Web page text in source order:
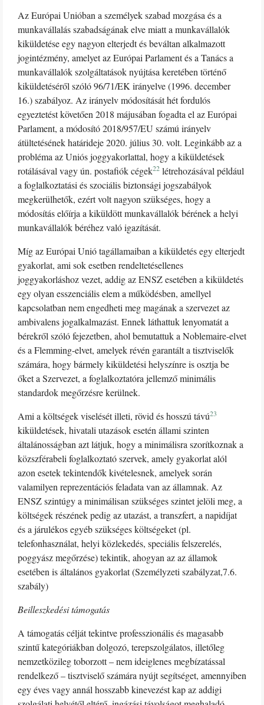
Az Európai Unióban a személyek szabad mozgása és a
munkavállalás szabadságának elve miatt a munkavállalók
kiküldetése egy nagyon elterjedt és beváltan alkalmazott
jogintézmény, amelyet az Európai Parlament és a Tanács a
munkavállalók szolgáltatások nyújtása keretében történő
kiküldetéséről szóló 96/71/EK irányelve (1996. december
16.) szabályoz. Az irányelv módosítását hét fordulós
egyeztetést követően 2018 májusában fogadta el az Európai
Parlament, a módosító 2018/957/EU számú irányelv
átültetésének határideje 2020. július 30. volt. Leginkább az a
probléma az Uniós joggyakorlattal, hogy a kiküldetések
rotálásával vagy ún. postafiók cégek22 létrehozásával például
a foglalkoztatási és szociális biztonsági jogszabályok
megkerülhetők, ezért volt nagyon szükséges, hogy a
módosítás előírja a kiküldött munkavállalók bérének a helyi
munkavállalók béréhez való igazítását.
Míg az Európai Unió tagállamaiban a kiküldetés egy elterjedt
gyakorlat, ami sok esetben rendeltetésellenes
joggyakorláshoz vezet, addig az ENSZ esetében a kiküldetés
egy olyan esszenciális elem a működésben, amellyel
kapcsolatban nem engedheti meg magának a szervezet az
ambivalens jogalkalmazást. Ennek láthattuk lenyomatát a
bérekről szóló fejezetben, ahol bemutattuk a Noblemaire-elvet
és a Flemming-elvet, amelyek révén garantált a tisztviselők
számára, hogy bármely kiküldetési helyszínre is osztja be
őket a Szervezet, a foglalkoztatóra jellemző minimális
standardok megőrzésre kerülnek.
Ami a költségek viselését illeti, rövid és hosszú távú23
kiküldetések, hivatali utazások esetén állami szinten
általánosságban azt látjuk, hogy a minimálisra szorítkoznak a
közszférabeli foglalkoztató szervek, amely gyakorlat alól
azon esetek tekintendők kivételesnek, amelyek során
valamilyen reprezentációs feladata van az államnak. Az
ENSZ szintúgy a minimálisan szükséges szintet jelöli meg, a
költségek részének pedig az utazást, a transzfert, a napidíjat
és a járulékos egyéb szükséges költségeket (pl.
telefonhasználat, helyi közlekedés, speciális felszerelés,
poggyász megőrzése) tekintik, ahogyan az az államok
esetében is általános gyakorlat (Személyzeti szabályzat,7.6.
szabály)
Beilleszkedési támogatás
A támogatás célját tekintve professzionális és magasabb
szintű kategóriákban dolgozó, terepszolgálatos, illetőleg
nemzetközileg toborzott – nem ideiglenes megbízatással
rendelkező – tisztviselő számára nyújt segítséget, amennyiben
egy éves vagy annál hosszabb kinevezést kap az addigi